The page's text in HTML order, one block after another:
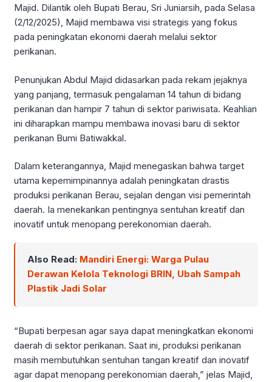
Majid. Dilantik oleh Bupati Berau, Sri Juniarsih, pada Selasa
(2/12/2025), Majid membawa visi strategis yang fokus
pada peningkatan ekonomi daerah melalui sektor
perikanan.
Penunjukan Abdul Majid didasarkan pada rekam jejaknya
yang panjang, termasuk pengalaman 14 tahun di bidang
perikanan dan hampir 7 tahun di sektor pariwisata. Keahlian
ini diharapkan mampu membawa inovasi baru di sektor
perikanan Bumi Batiwakkal.
Dalam keterangannya, Majid menegaskan bahwa target
utama kepemimpinannya adalah peningkatan drastis
produksi perikanan Berau, sejalan dengan visi pemerintah
daerah. Ia menekankan pentingnya sentuhan kreatif dan
inovatif untuk menopang perekonomian daerah.
Also Read: Mandiri Energi: Warga Pulau
Derawan Kelola Teknologi BRIN, Ubah Sampah
Plastik Jadi Solar
“Bupati berpesan agar saya dapat meningkatkan ekonomi
daerah di sektor perikanan. Saat ini, produksi perikanan
masih membutuhkan sentuhan tangan kreatif dan inovatif
agar dapat menopang perekonomian daerah,” jelas Majid,